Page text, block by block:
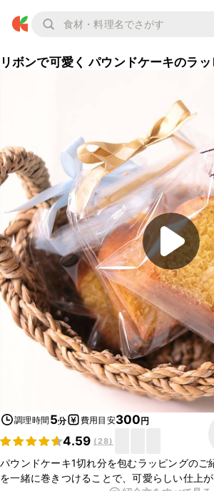
リボンで可愛く パウンドケーキのラ
調理時間 5分 費用目安300円
4.59 (28)
パウンドケーキ1切れ分を包むラッピングのご
を一緒に巻きつけることで、可愛らしい仕上